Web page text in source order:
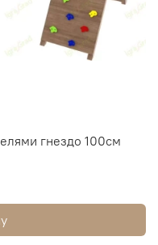
гнездо 100см